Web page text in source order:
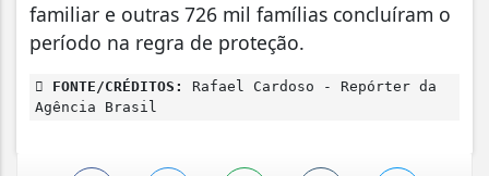
familiar e outras 726 mil famílias concluíram o
período na regra de proteção.
FONTE/CRÉDITOS:
Rafael Cardoso - Repórter da
Agência Brasil